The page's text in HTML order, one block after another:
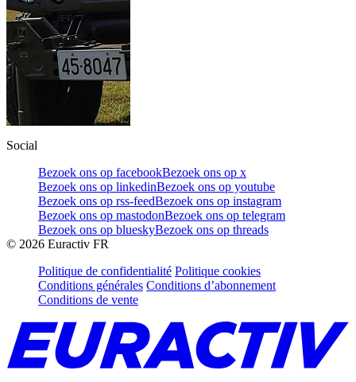
Social
Bezoek ons op facebookBezoek ons op x
Bezoek ons op linkedinBezoek ons op youtube
Bezoek ons op rss-feedBezoek ons op instagram
Bezoek ons op mastodonBezoek ons op telegram
Bezoek ons op blueskyBezoek ons op threads
© 2026 Euractiv FR
Politique de confidentialité Politique cookies
Conditions générales Conditions d’abonnement
Conditions de vente